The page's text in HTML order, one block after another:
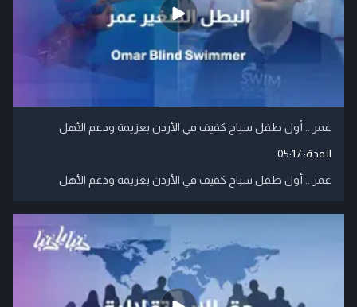
عمر .. أول طفل سباح كفيف في الأردن بعزيمة ودعم الأهل
المدة:05:17
عمر .. أول طفل سباح كفيف في الأردن بعزيمة ودعم الأهل